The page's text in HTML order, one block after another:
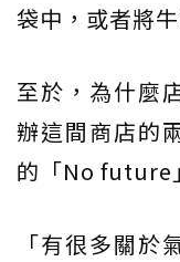
袋中，或者將
至於，為什麼
辦這間商店的
的「No future
「有很多關於